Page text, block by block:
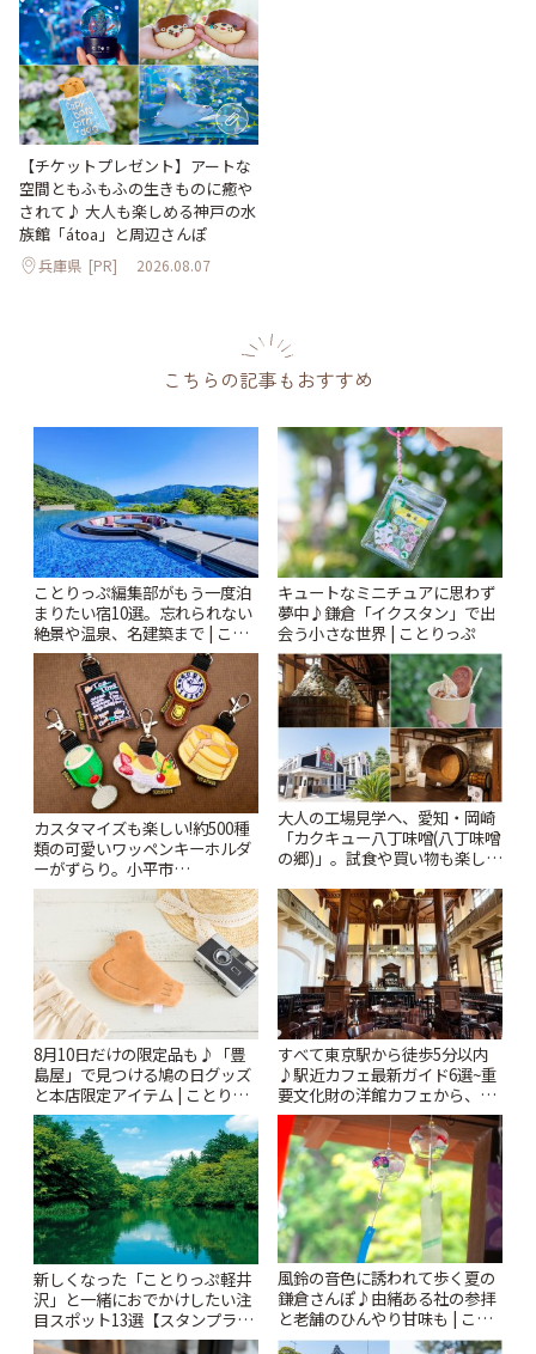
【チケットプレゼント】アートな
空間ともふもふの生きものに癒や
されて♪ 大人も楽しめる神戸の水
族館「átoa」と周辺さんぽ
兵庫県 [PR] 2026.08.07
こちらの記事もおすすめ
ことりっぷ編集部がもう一度泊
まりたい宿10選。忘れられない
絶景や温泉、名建築まで | こと
りっぷ
キュートなミニチュアに思わず
夢中♪鎌倉「イクスタン」で出
会う小さな世界 | ことりっぷ
カスタマイズも楽しい!約500種
類の可愛いワッペンキーホルダ
ーがずらり。小平市
「Kimamaya T&K」 | ことりっ
大人の工場見学へ、愛知・岡崎
「カクキュー八丁味噌(八丁味噌
の郷)」。試食や買い物も楽しみ
8月10日だけの限定品も♪「豊
島屋」で見つける鳩の日グッズ
と本店限定アイテム | ことりっ
ぷ
すべて東京駅から徒歩5分以内
♪駅近カフェ最新ガイド6選~重
要文化財の洋館カフェから、改
札すぐのレトロ喫茶まで~ | こと
りっぷ
新しくなった「ことりっぷ軽井
沢」と一緒におでかけしたい注
目スポット13選【スタンプラリ
ー開催中】 | ことりっぷ
風鈴の音色に誘われて歩く夏の
鎌倉さんぽ♪由緒ある社の参拝
と老舗のひんやり甘味も | こと
りっぷ